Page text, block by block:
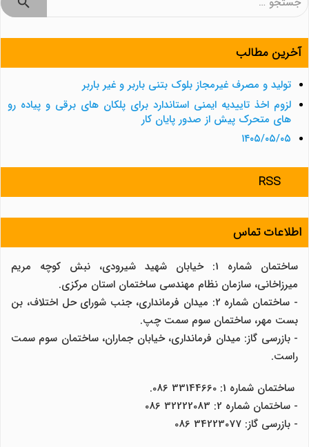
آخرین مطالب
تولید و مصرف غیرمجاز بلوک بتنی باربر و غیر باربر
لزوم اخذ تاییدیه ایمنی استاندارد برای پلکان های برقی و پیاده رو
های متحرک پیش از صدور پایان کار
۱۴۰۵/۰۵/۰۵
RSS
اطلاعات تماس
ساختمان شماره 1: خیابان شهید شیرودی، نبش کوچه مریم
میرزاخانی، سازمان نظام مهندسی ساختمان استان مرکزی.
- ساختمان شماره 2: میدان فرمانداری، جنب شورای حل اختلاف، بن
بست مهر، ساختمان سوم سمت چپ.
- بازرسی گاز: میدان فرمانداری، خیابان جماران، ساختمان سوم سمت
راست.
ساختمان شماره 1: 33144660 086.
- ساختمان شماره 2: 32222083 086
- بازرسی گاز: 34223077 086